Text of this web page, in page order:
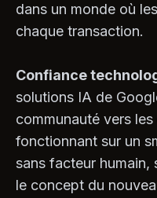
dans un monde où
chaque transaction.
Confiance
solutions IA de
communauté vers
fonctionnant sur un
sans facteur
le concept du